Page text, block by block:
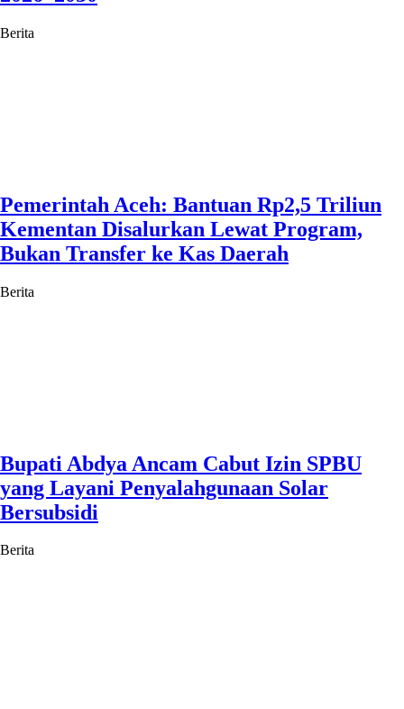
Berita
Pemerintah Aceh: Bantuan Rp2,5 Triliun
Kementan Disalurkan Lewat Program,
Bukan Transfer ke Kas Daerah
Berita
Bupati Abdya Ancam Cabut Izin SPBU
yang Layani Penyalahgunaan Solar
Bersubsidi
Berita